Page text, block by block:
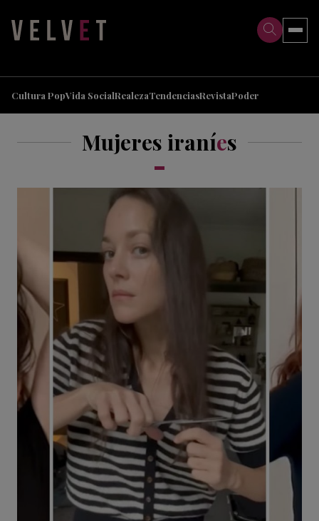
Cultura PopVida SocialRealezaTendenciasRevistaPoder
Mujeres iraníes